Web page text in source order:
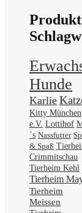
Hunde
Karlie
Kitty München
e.V. Lottihof
´s Nassfutter
& Spaß
Crimmitschau
Tierheim Kehl
Tierheim
Tierheim
Meissen